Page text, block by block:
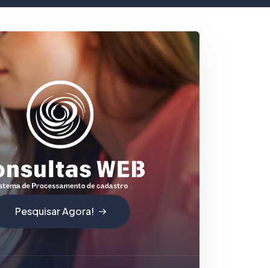
Pesquisar Agora!